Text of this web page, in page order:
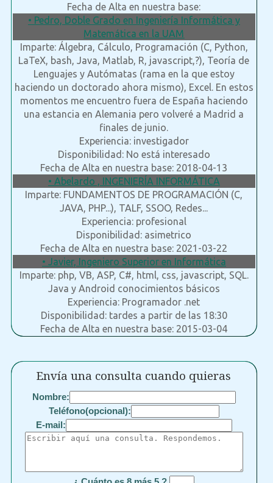
Fecha de Alta en nuestra base:
• Pedro, Doble Grado en Ingeniería Informática y
Matemática en la UAM
Imparte: Álgebra, Cálculo, Programación (C, Python,
LaTeX, bash, Java, Matlab, R, javascript,?), Teoría de
Lenguajes y Autómatas (rama en la que estoy
haciendo un doctorado ahora mismo), Excel. En estos
momentos me encuentro fuera de España haciendo
una estancia en Alemania pero volveré a Madrid a
finales de junio.
Experiencia: investigador
Disponibilidad: No está interesado
Fecha de Alta en nuestra base: 2018-04-13
• Abelardo , INGENIERÍA INFORMÁTICA
Imparte: FUNDAMENTOS DE PROGRAMACIÓN (C,
JAVA, PHP...), TALF, SSOO, Redes...
Experiencia: profesional
Disponibilidad: asimetrico
Fecha de Alta en nuestra base: 2021-03-22
• Javier, Ingeniero Superior en Informática
Imparte: php, VB, ASP, C#, html, css, javascript, SQL.
Java y Android conocimientos básicos
Experiencia: Programador .net
Disponibilidad: tardes a partir de las 18:30
Fecha de Alta en nuestra base: 2015-03-04
Envía una consulta cuando quieras
Nombre:
Teléfono(opcional):
E-mail: